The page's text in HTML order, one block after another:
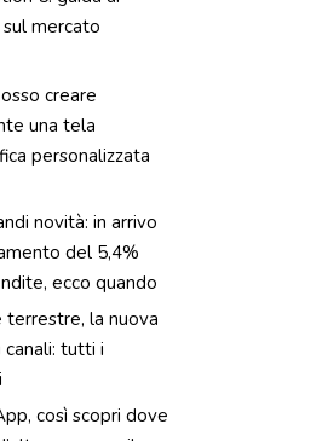
mercato
creare
una tela
personalizzata
novità: in arrivo
del 5,4%
ecco quando
terrestre, la nuova
tutti i
così scopri dove